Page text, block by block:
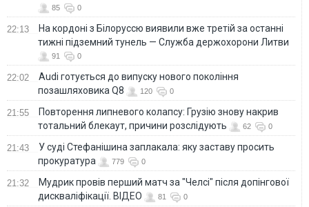
85 0
22:13
На кордоні з Білоруссю виявили вже третій за останні
тижні підземний тунель — Служба держохорони Литви
91 0
22:02
Audi готується до випуску нового покоління
позашляховика Q8
120 0
21:55
Повторення липневого колапсу: Грузію знову накрив
тотальний блекаут, причини розслідують
62 0
21:43
У суді Стефанішина заплакала: яку заставу просить
прокуратура
779 0
21:32
Мудрик провів перший матч за "Челсі" після допінгової
дискваліфікації. ВІДЕО
81 0